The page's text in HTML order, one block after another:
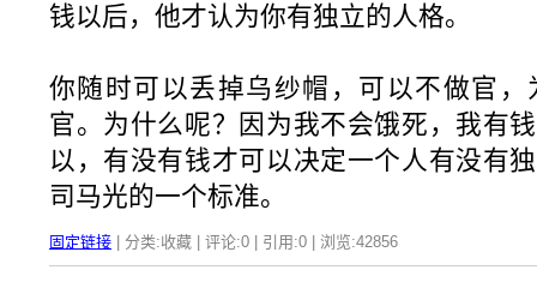
钱以后，他才认为你有独立的人格。
你随时可以丢掉乌纱帽，可以不做官
官。为什么呢？因为我不会饿死，我有
以，有没有钱才可以决定一个人有没有
司马光的一个标准。
固定链接 | 分类:收藏 | 评论:0 | 引用:0 | 浏览:42856